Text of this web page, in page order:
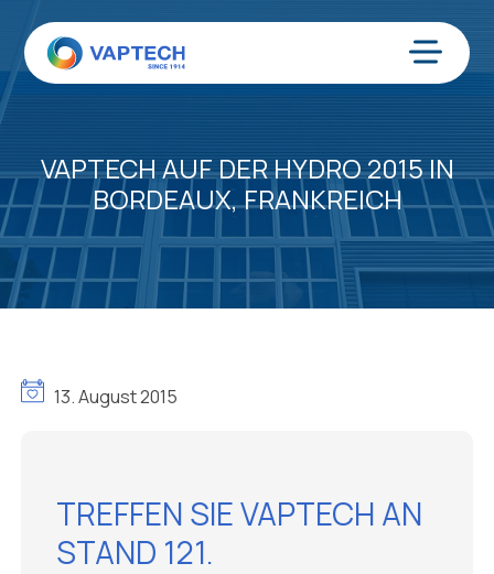
Inhalt
springen
Menü
VAPTECH AUF DER HYDRO 2015 IN
BORDEAUX, FRANKREICH
13. August 2015
TREFFEN SIE VAPTECH AN
STAND 121.